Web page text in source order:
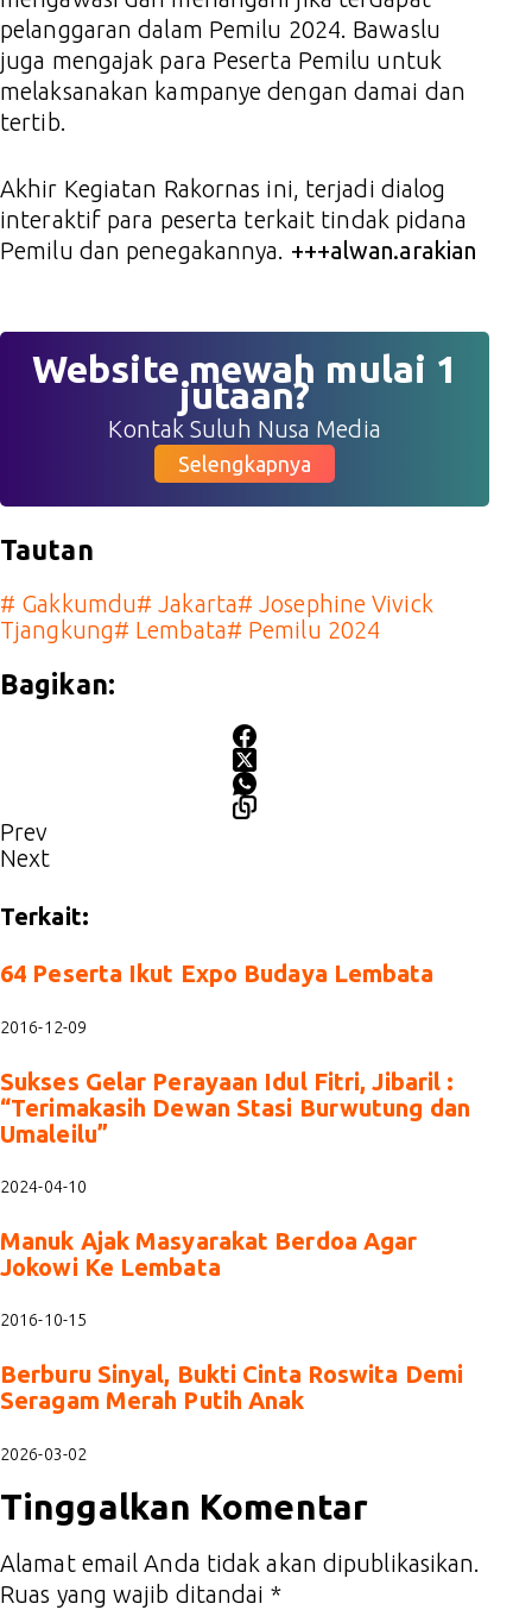
pelanggaran dalam Pemilu 2024. Bawaslu
juga mengajak para Peserta Pemilu untuk
melaksanakan kampanye dengan damai dan
tertib.
Akhir Kegiatan Rakornas ini, terjadi dialog
interaktif para peserta terkait tindak pidana
Pemilu dan penegakannya. +++alwan.arakian
Website mewah mulai 1
jutaan?
Kontak Suluh Nusa Media
Selengkapnya
Tautan
# Gakkumdu# Jakarta# Josephine Vivick
Tjangkung# Lembata# Pemilu 2024
Bagikan:
Prev
Next
Terkait:
64 Peserta Ikut Expo Budaya Lembata
2016-12-09
Sukses Gelar Perayaan Idul Fitri, Jibaril :
“Terimakasih Dewan Stasi Burwutung dan
Umaleilu”
2024-04-10
Manuk Ajak Masyarakat Berdoa Agar
Jokowi Ke Lembata
2016-10-15
Berburu Sinyal, Bukti Cinta Roswita Demi
Seragam Merah Putih Anak
2026-03-02
Tinggalkan Komentar
Alamat email Anda tidak akan dipublikasikan.
Ruas yang wajib ditandai *